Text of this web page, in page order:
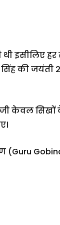
इसीलिए
की जयंती
जी केवल सिखों
(Guru